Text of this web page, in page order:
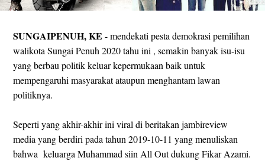
SUNGAIPENUH, KE - mendekati pesta demokrasi pemilihan
walikota Sungai Penuh 2020 tahu ini , semakin banyak isu-isu
yang berbau politik keluar kepermukaan baik untuk
mempengaruhi masyarakat ataupun menghantam lawan
politiknya.
Seperti yang akhir-akhir ini viral di beritakan jambireview
media yang berdiri pada tahun 2019-10-11 yang menuliskan
bahwa keluarga Muhammad siin All Out dukung Fikar Azami.